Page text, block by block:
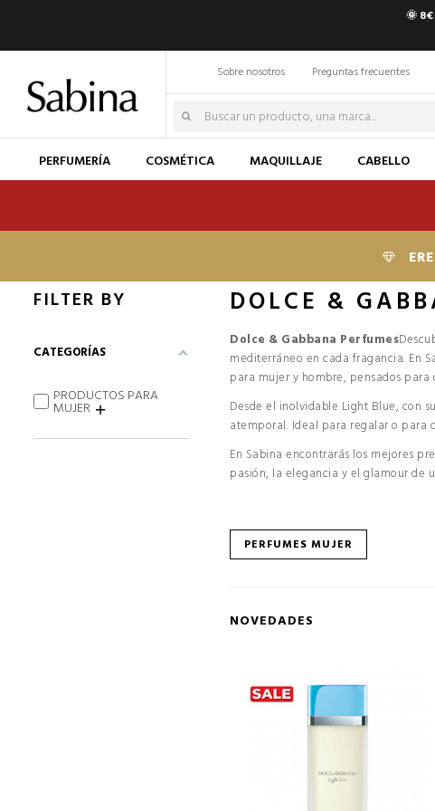
🌞 8€
Sobre nosotros Preguntas frecuentes
PERFUMERÍA COSMÉTICA MAQUILLAJE CABELLO
DOLCE &
Dolce & Gabbana Perfumes
mediterráneo en cada fragancia. En
para mujer y hombre, pensados
Desde el inolvidable Light Blue, con
atemporal. Ideal para regalar o para
En Sabina encontrarás los mejores
pasión, la elegancia y el glamour de
PERFUMES MUJER
NOVEDADES
FILTER BY
CATEGORÍAS
PRODUCTOS PARA
MUJER